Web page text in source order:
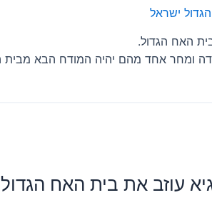
ישראל
האח הגדול.
ומחר אחד מהם יהיה המודח הבא מבית
עוזב את בית האח הגדול